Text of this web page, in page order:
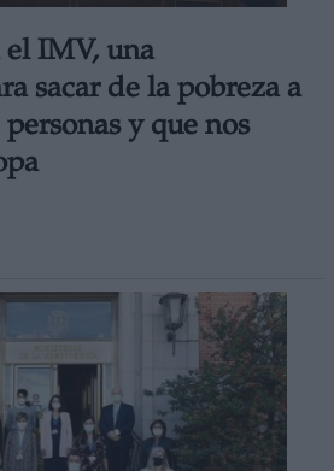
el IMV, una
sacar de la pobreza a
y que nos